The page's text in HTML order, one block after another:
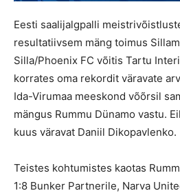
Eesti saalijalgpalli
resultatiivsem mäng toimus
Silla/Phoenix FC võitis Tartu
korrates oma rekordit väravate
Ida-Virumaa meeskond võõrsil
mängus Rummu Dünamo vastu.
kuus väravat Daniil Dikopavlenko.
Teistes kohtumistes kaotas
1:8 Bunker Partnerile, Narva